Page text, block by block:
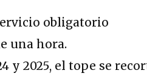
obligatorio
una hora.
y 2025, el tope se